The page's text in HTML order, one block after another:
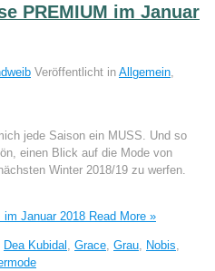
PREMIUM im Januar
Veröffentlicht in Allgemein,
jede Saison ein MUSS. Und so
einen Blick auf die Mode von
Winter 2018/19 zu werfen.
im Januar 2018 Read More »
Dea Kubidal , Grace, Grau, Nobis,